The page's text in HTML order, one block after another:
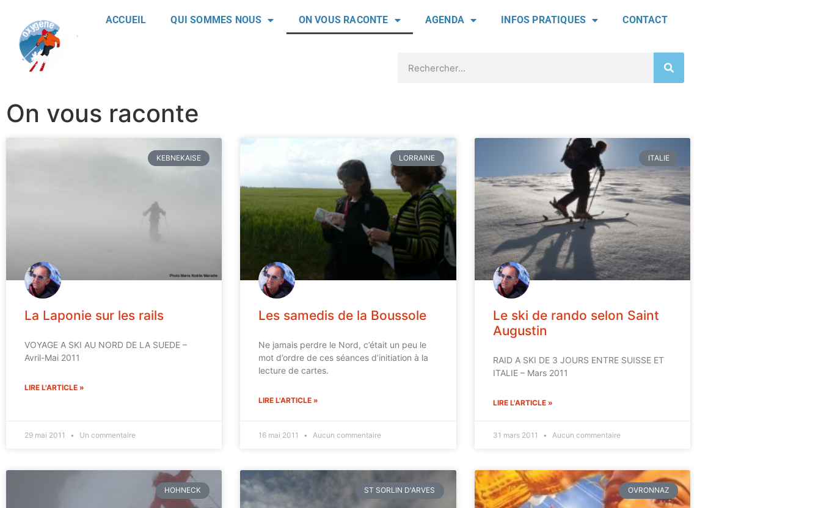
ACCUEIL QUI SOMMES NOUS ON VOUS RACONTE AGENDA INFOS PRATIQUES CONTACT
On vous raconte
KEBNEKAISE
La Laponie sur les rails
VOYAGE A SKI AU NORD DE LA SUEDE –
Avril-Mai 2011
LIRE L'ARTICLE »
29 mai 2011 Un commentaire
LORRAINE
Les samedis de la Boussole
Ne jamais perdre le Nord, c’était un peu le
mot d’ordre de ces séances d’initiation à la
lecture de cartes.
LIRE L'ARTICLE »
16 mai 2011 Aucun commentaire
ITALIE
Le ski de rando selon Saint
Augustin
RAID A SKI DE 3 JOURS ENTRE SUISSE ET
ITALIE – Mars 2011
LIRE L'ARTICLE »
31 mars 2011 Aucun commentaire
HOHNECK ST SORLIN D'ARVES OVRONNAZ